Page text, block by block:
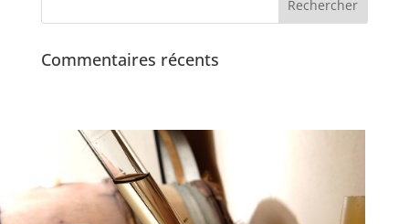
Commentaires récents